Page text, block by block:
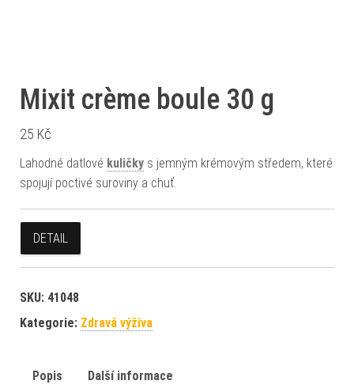
Mixit crème boule 30 g
25 Kč
Lahodné datlové kuličky s jemným krémovým středem, které
spojují poctivé suroviny a chuť.
DETAIL
SKU: 41048
Kategorie: Zdravá výživa
Popis Další informace